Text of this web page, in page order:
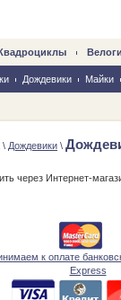
Дождевики Майки
\ Дождевики \